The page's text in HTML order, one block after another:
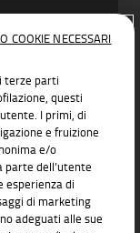
con
terze parti
questi
I primi, di
e fruizione
e/o
parte dell’utente
esperienza di
di marketing
adeguati alle sue
COOKIE NECESSARI